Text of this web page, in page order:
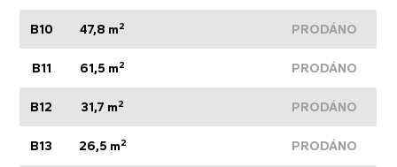
B10 47,8 m2 PRODÁNO
B11 61,5 m2 PRODÁNO
B12 31,7 m2 PRODÁNO
B13 26,5 m2 PRODÁNO